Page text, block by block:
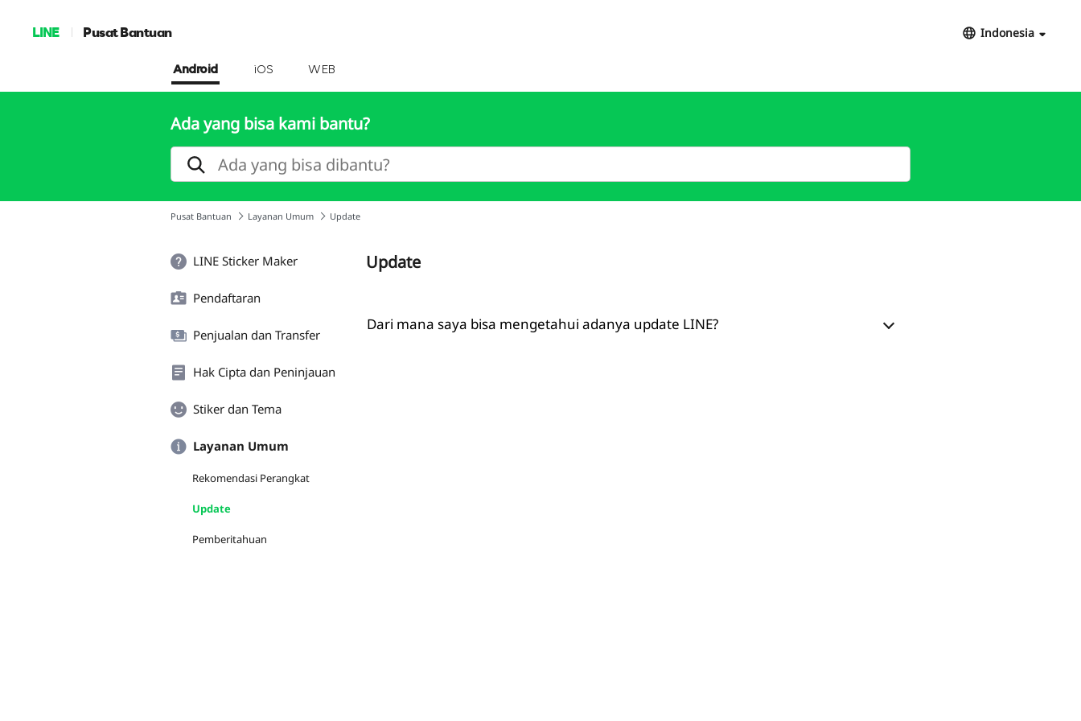
LINE Pusat Bantuan Indonesia
Android iOS WEB
Ada yang bisa kami bantu?
Pusat Bantuan Layanan Umum Update
LINE Sticker Maker
Pendaftaran
Penjualan dan Transfer
Hak Cipta dan Peninjauan
Stiker dan Tema
Layanan Umum
Rekomendasi Perangkat
Update
Pemberitahuan
Update
Dari mana saya bisa mengetahui adanya update LINE?